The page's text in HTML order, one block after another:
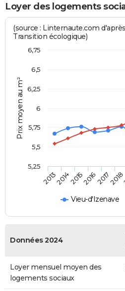
Loyer des logements
Prix moyen au m²
(source : Linternaute.com
Transition écologique)
Vieu-d'Izenave
201320142015201620172018
5,25
5,5
5,75
6
6,25
6,5
6,75
Données 2024
Loyer mensuel moyen des
logements sociaux